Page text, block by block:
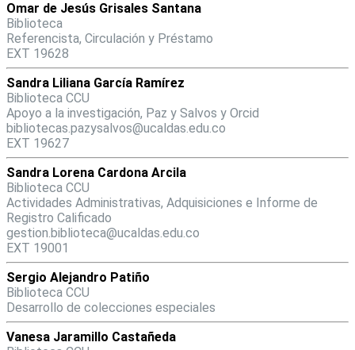
Omar de Jesús Grisales Santana
Biblioteca
Referencista, Circulación y Préstamo
EXT 19628
Sandra Liliana García Ramírez
Biblioteca CCU
Apoyo a la investigación, Paz y Salvos y Orcid
bibliotecas.pazysalvos@ucaldas.edu.co
EXT 19627
Sandra Lorena Cardona Arcila
Biblioteca CCU
Actividades Administrativas, Adquisiciones e Informe de
Registro Calificado
gestion.biblioteca@ucaldas.edu.co
EXT 19001
Sergio Alejandro Patiño
Biblioteca CCU
Desarrollo de colecciones especiales
Vanesa Jaramillo Castañeda